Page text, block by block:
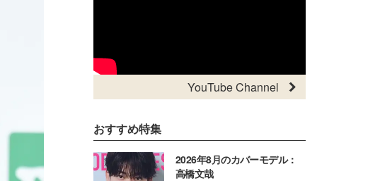
YouTube Channel
おすすめ特集
2026年8月のカバーモデル：
高橋文哉